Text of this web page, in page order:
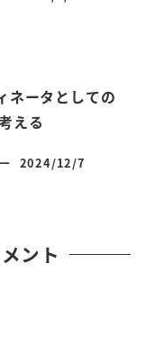
投稿日
ネータとしての
える
投稿日
2024/12/7
ント